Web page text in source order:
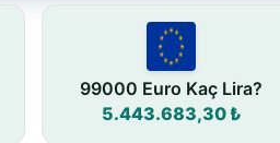
99000 Euro Kaç Lira?
5.443.683,30 ₺